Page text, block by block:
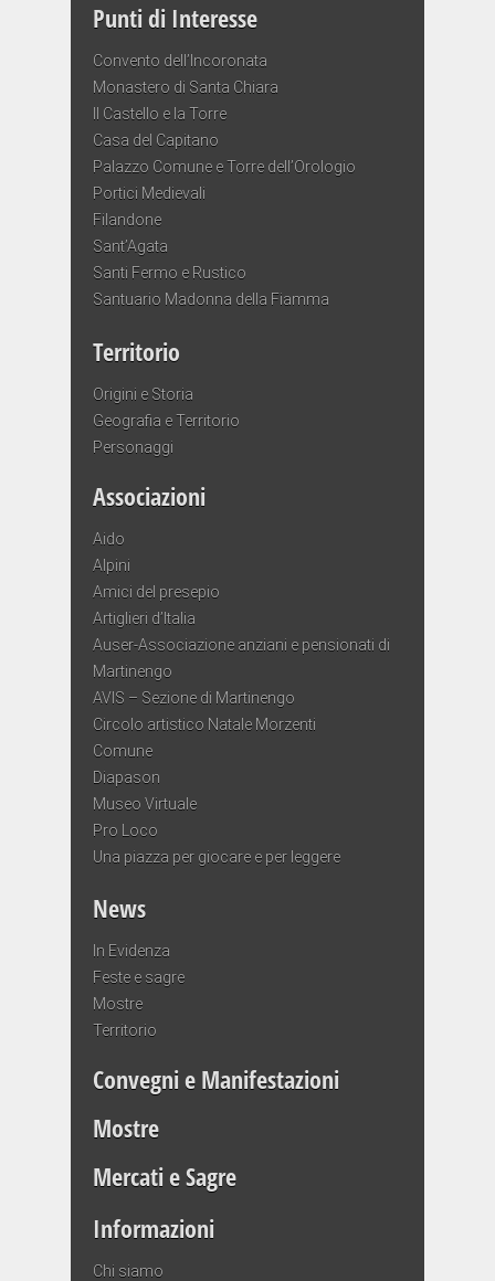
Punti di Interesse
Convento dell’Incoronata
Monastero di Santa Chiara
Il Castello e la Torre
Casa del Capitano
Palazzo Comune e Torre dell’Orologio
Portici Medievali
Filandone
Sant’Agata
Santi Fermo e Rustico
Santuario Madonna della Fiamma
Territorio
Origini e Storia
Geografia e Territorio
Personaggi
Associazioni
Aido
Alpini
Amici del presepio
Artiglieri d’Italia
Auser-Associazione anziani e pensionati di
Martinengo
AVIS – Sezione di Martinengo
Circolo artistico Natale Morzenti
Comune
Diapason
Museo Virtuale
Pro Loco
Una piazza per giocare e per leggere
News
In Evidenza
Feste e sagre
Mostre
Territorio
Convegni e Manifestazioni
Mostre
Mercati e Sagre
Informazioni
Chi siamo